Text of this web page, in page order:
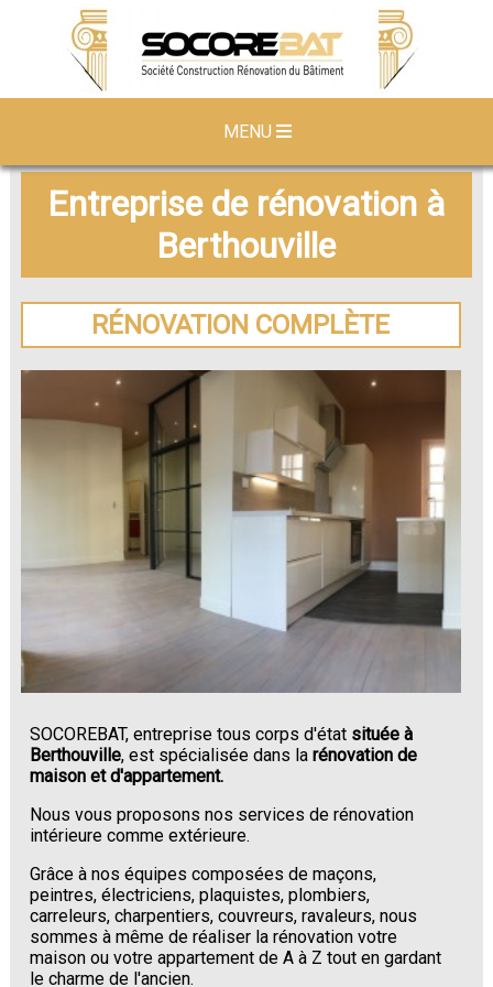
MENU
Entreprise de rénovation à
Berthouville
RÉNOVATION COMPLÈTE
SOCOREBAT, entreprise tous corps d'état située à
Berthouville, est spécialisée dans larénovation de
maison et d'appartement.
Nous vous proposons nos services de rénovation
intérieure comme extérieure.
Grâce à nos équipes composées de maçons,
peintres, électriciens, plaquistes, plombiers,
carreleurs, charpentiers, couvreurs, ravaleurs, nous
sommes à même de réaliser la rénovation votre
maison ou votre appartement de A à Z tout en gardant
le charme de l'ancien.